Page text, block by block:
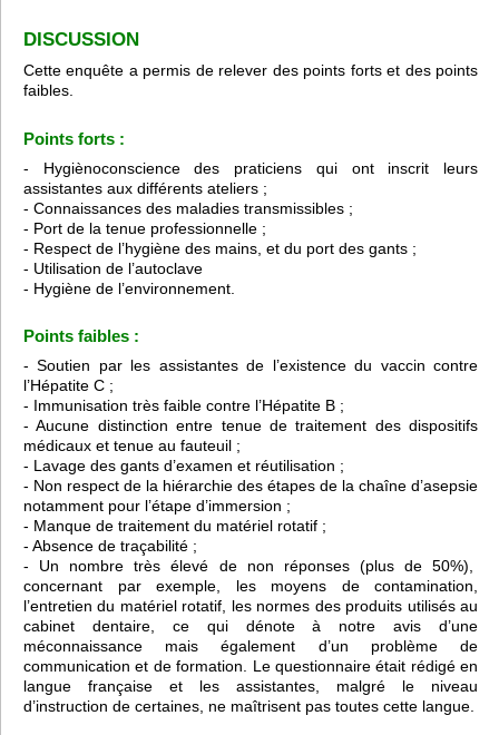
DISCUSSION
Cette enquête a permis de relever des points forts et des points
faibles.
Points forts :
- Hygiènoconscience des praticiens qui ont inscrit leurs
assistantes aux différents ateliers ;
- Connaissances des maladies transmissibles ;
- Port de la tenue professionnelle ;
- Respect de l’hygiène des mains, et du port des gants ;
- Utilisation de l’autoclave
- Hygiène de l’environnement.
Points faibles :
- Soutien par les assistantes de l’existence du vaccin contre
l’Hépatite C ;
- Immunisation très faible contre l’Hépatite B ;
- Aucune distinction entre tenue de traitement des dispositifs
médicaux et tenue au fauteuil ;
- Lavage des gants d’examen et réutilisation ;
- Non respect de la hiérarchie des étapes de la chaîne d’asepsie
notamment pour l’étape d’immersion ;
- Manque de traitement du matériel rotatif ;
- Absence de traçabilité ;
- Un nombre très élevé de non réponses (plus de 50%),
concernant par exemple, les moyens de contamination,
l’entretien du matériel rotatif, les normes des produits utilisés au
cabinet dentaire, ce qui dénote à notre avis d’une
méconnaissance mais également d’un problème de
communication et de formation. Le questionnaire était rédigé en
langue française et les assistantes, malgré le niveau
d’instruction de certaines, ne maîtrisent pas toutes cette langue.